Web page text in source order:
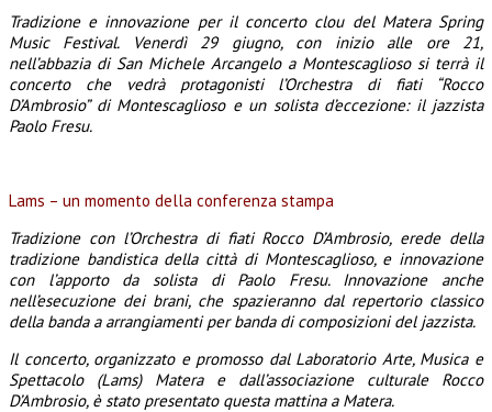
Tradizione e innovazione per il concerto clou del Matera Spring
Music Festival. Venerdì 29 giugno, con inizio alle ore 21,
nell’abbazia di San Michele Arcangelo a Montescaglioso si terrà il
concerto che vedrà protagonisti l’Orchestra di fiati “Rocco
D’Ambrosio” di Montescaglioso e un solista d’eccezione: il jazzista
Paolo Fresu.
Lams – un momento della conferenza stampa
Tradizione con l’Orchestra di fiati Rocco D’Ambrosio, erede della
tradizione bandistica della città di Montescaglioso, e innovazione
con l’apporto da solista di Paolo Fresu. Innovazione anche
nell’esecuzione dei brani, che spazieranno dal repertorio classico
della banda a arrangiamenti per banda di composizioni del jazzista.
Il concerto, organizzato e promosso dal Laboratorio Arte, Musica e
Spettacolo (Lams) Matera e dall’associazione culturale Rocco
D’Ambrosio, è stato presentato questa mattina a Matera.